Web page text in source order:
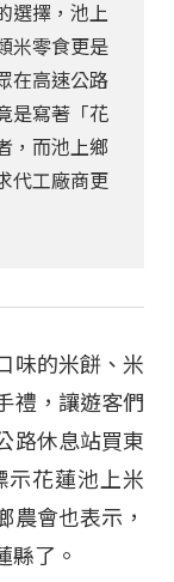
選擇，池上
米零食更是
在高速公路
是寫著「花
，而池上鄉
代工廠商更
味的米餅、米
禮，讓遊客們
路休息站買東
示花蓮池上米
農會也表示，
縣了。